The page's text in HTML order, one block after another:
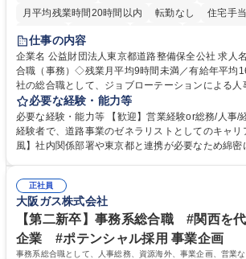
月平均残業時間20時間以内
転勤なし 住宅手
研修あり
退職金あり
駅近5分以内
資格取得手当あり 食事補助あり
仕事の内容
企業名 公益財団法人東京都道路整備保全公社 求人名 【都庁グループ】総
合職（事務）◇残業月平均9時間未満／有給年平均16日取得 仕
社の総合職として、ジョブローテーションによる人
等のフロント部門の部署等幅広い部署での業務をお
制度やキャリア支援が充実しております！ ※下記業務詳細 【業
管理部門：広報、人事、経理など当公社の運営に
門：駐車場の新規開拓、管理運営、新宿駅西口広場
道路施設や道路工事現場の見学ツアー事業 ※入社後
へ配属。※業務内容変更の範囲：会社の定める業務 募集職種 【都庁グル
ープ】総合職（事務）◇残業月平均9時間未満／有
必要な経験・能力等
必要な経験・能力等 【歓迎】営業経験or総務/人事/
経験者で、道路事業のゼネラリストとしてのキャリ
風】社内関係部署や東京都と連携が必要なため綿
部門など多岐に渡る業務を経験できます。 ■様々な
事業の他、新宿駅西口広場内に設置された照明を兼
イン」の管理運営を行うなど、事業収益を生み出す
います。 学歴・資格 学歴：大学院 大学 高専 短大 専修学校 高校 語学力：
資格：
正社員
大阪ガス株式会社
【第二新卒】事務系総合職 #関西を
企業 #ポテンシャル採用 事業企画
事務系総合職として、人事総務、資源海外、事業企画、営業